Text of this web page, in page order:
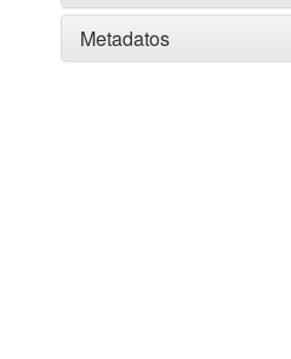
Metadatos